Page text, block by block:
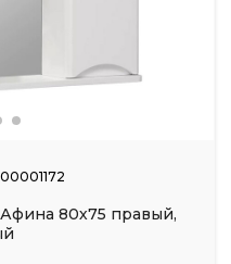
80х75 правый,